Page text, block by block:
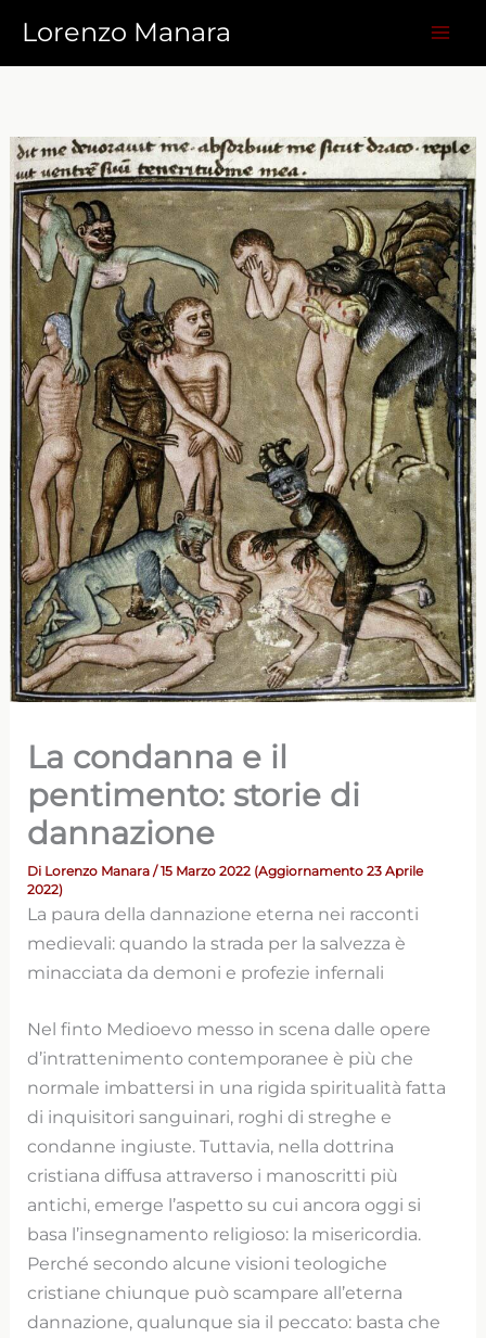
contenuto
Lorenzo Manara
La condanna e il
pentimento: storie di
dannazione
Di Lorenzo Manara/ 15 Marzo 2022 (Aggiornamento 23 Aprile
2022)
La paura della dannazione eterna nei racconti
medievali: quando la strada per la salvezza è
minacciata da demoni e profezie infernali
Nel finto Medioevo messo in scena dalle opere
d’intrattenimento contemporanee è più che
normale imbattersi in una rigida spiritualità fatta
di inquisitori sanguinari, roghi di streghe e
condanne ingiuste. Tuttavia, nella dottrina
cristiana diffusa attraverso i manoscritti più
antichi, emerge l’aspetto su cui ancora oggi si
basa l’insegnamento religioso: la misericordia.
Perché secondo alcune visioni teologiche
cristiane chiunque può scampare all’eterna
dannazione, qualunque sia il peccato: basta che